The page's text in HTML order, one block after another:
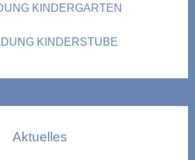
KINDERGARTEN
KINDERSTUBE
Aktuelles